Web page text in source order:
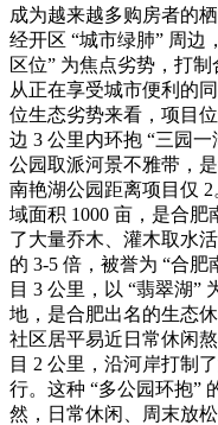
成为越来越多购房者的
经开区 “城市绿肺” 周边
区位” 为焦点劣势，打
从正在享受城市便利的
位生态劣势来看，项目
边 3 公里内环抱 “三园
公园取派河景不雅带，
南艳湖公园距离项目仅
域面积 1000 亩，是合
了大量乔木、灌木取水
的 3-5 倍，被誉为 “合
目 3 公里，以 “翡翠湖”
地，是合肥出名的生态
社区居平易近日常休闲
目 2 公里，沿河岸打制
行。这种 “多公园环抱”
然，日常休闲、周末放